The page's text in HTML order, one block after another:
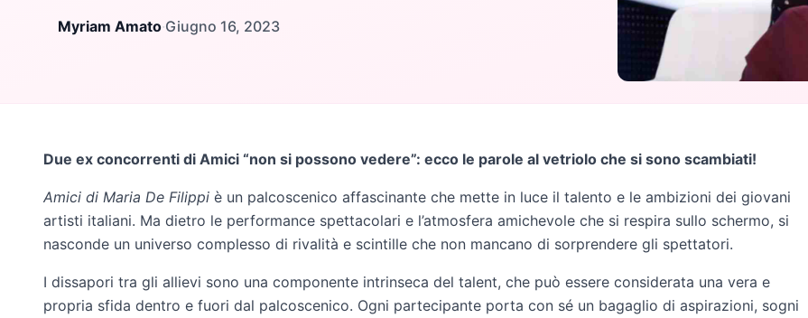
Myriam Amato·Giugno 16, 2023
Due ex concorrenti di Amici “non si possono vedere”: ecco le parole al vetriolo che si sono scambiati!
Amici di Maria De Filippi è un palcoscenico affascinante che mette in luce il talento e le ambizioni dei giovani
artisti italiani. Ma dietro le performance spettacolari e l’atmosfera amichevole che si respira sullo schermo, si
nasconde un universo complesso di rivalità e scintille che non mancano di sorprendere gli spettatori.
I dissapori tra gli allievi sono una componente intrinseca del talent, che può essere considerata una vera e
propria sfida dentro e fuori dal palcoscenico. Ogni partecipante porta con sé un bagaglio di aspirazioni, sogni